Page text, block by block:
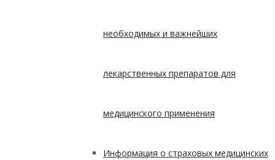
необходимых и важнейших
лекарственных препаратов для
медицинского применения
Информация о страховых медицинских